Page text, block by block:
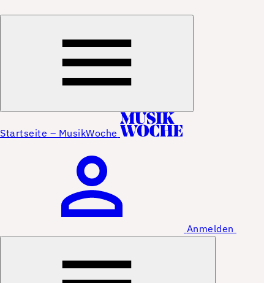
Startseite – MusikWoche
Anmelden